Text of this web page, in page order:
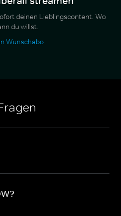
deinen Lieblingscontent. Wo
du willst.
Wunschabo